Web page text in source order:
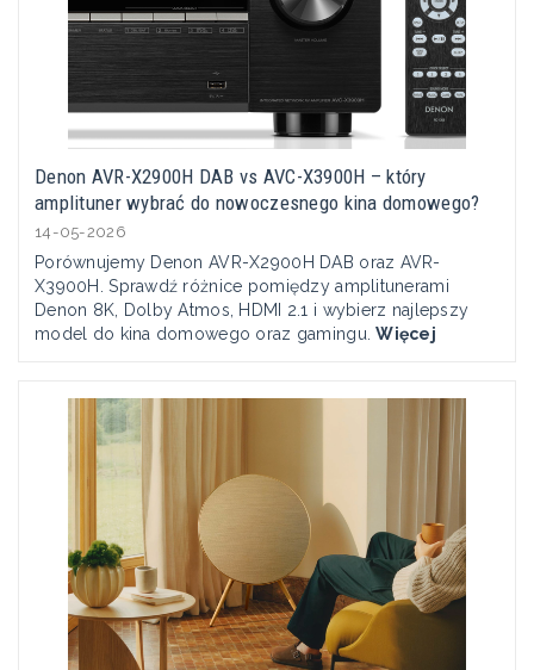
Denon AVR-X2900H DAB vs AVC-X3900H – który
amplituner wybrać do nowoczesnego kina domowego?
14-05-2026
Porównujemy Denon AVR-X2900H DAB oraz AVR-
X3900H. Sprawdź różnice pomiędzy amplitunerami
Denon 8K, Dolby Atmos, HDMI 2.1 i wybierz najlepszy
model do kina domowego oraz gamingu.Więcej